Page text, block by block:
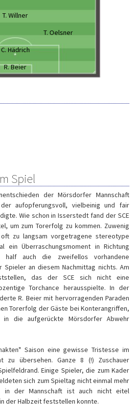
T. Willner
T. Oelsner
C. Hädrich
R. Beier
Spiel
der Mörsdorfer Mannschaft
aufopferungsvoll, vielbeinig und fair
Wie schon in Isserstedt fand der SCE
um zum Torerfolg zu kommen. Zuwenig
zu langsam vorgetragene stereotype
ein Überraschungsmoment in Richtung
half auch die zweifellos vorhandene
Spieler an diesem Nachmittag nichts. Am
das der SCE sich nicht eine
Torchance herausspielte. In der
R. Beier mit hervorragenden Paraden
Torerfolg der Gäste bei Konterangriffen,
die aufgerückte Mörsdorfer Abwehr
Saison eine gewisse Tristesse im
zu übersehen. Ganze 8 (!) Zuschauer
Einige Spieler, die zum Kader
sich zum Spieltag nicht einmal mehr
in der Mannschaft ist auch nicht eitel
der Halbzeit feststellen konnte.